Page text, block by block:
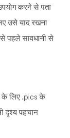
करने से पता
उसे याद रखना
पहले सावधानी से
के लिए .pics के
दृश्य पहचान